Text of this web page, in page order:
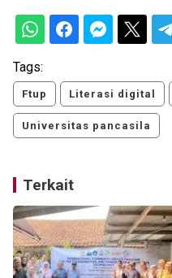
Tags:
Ftup Literasi digital
Universitas pancasila
Terkait